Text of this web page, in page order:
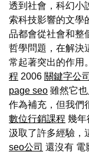
透到社會，科幻小
索科技影響的文學
品都會從社會和整
哲學問題，在解決
常起著突出的作用
程 2006 關鍵字公司
page seo 雖然它
作為補充，但我們
數位行銷課程 幾年
汲取了許多經驗，
seo公司 還沒有 電